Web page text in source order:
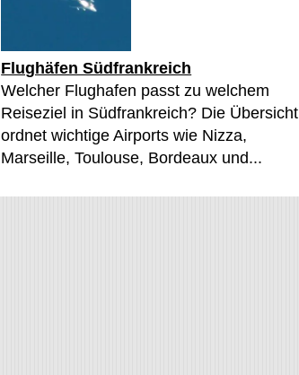
Flughäfen Südfrankreich
Welcher Flughafen passt zu welchem
Reiseziel in Südfrankreich? Die Übersicht
ordnet wichtige Airports wie Nizza,
Marseille, Toulouse, Bordeaux und...